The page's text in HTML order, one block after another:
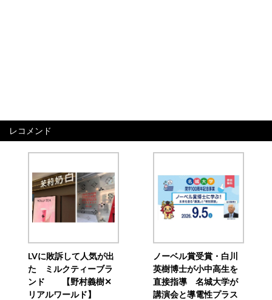
レコメンド
LVに敗訴して人気が出
た ミルクティーブラ
ンド 【野村義樹✕
リアルワールド】
ノーベル賞受賞・白川
英樹博士が小中高生を
直接指導 名城大学が
講演会と導電性プラス